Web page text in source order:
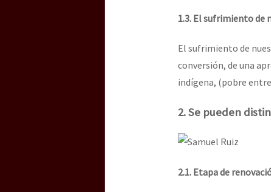
1.3. El sufrimiento de
El sufrimiento de
conversión, de una
indígena, (pobre
2. Se pueden
2.1. Etapa de